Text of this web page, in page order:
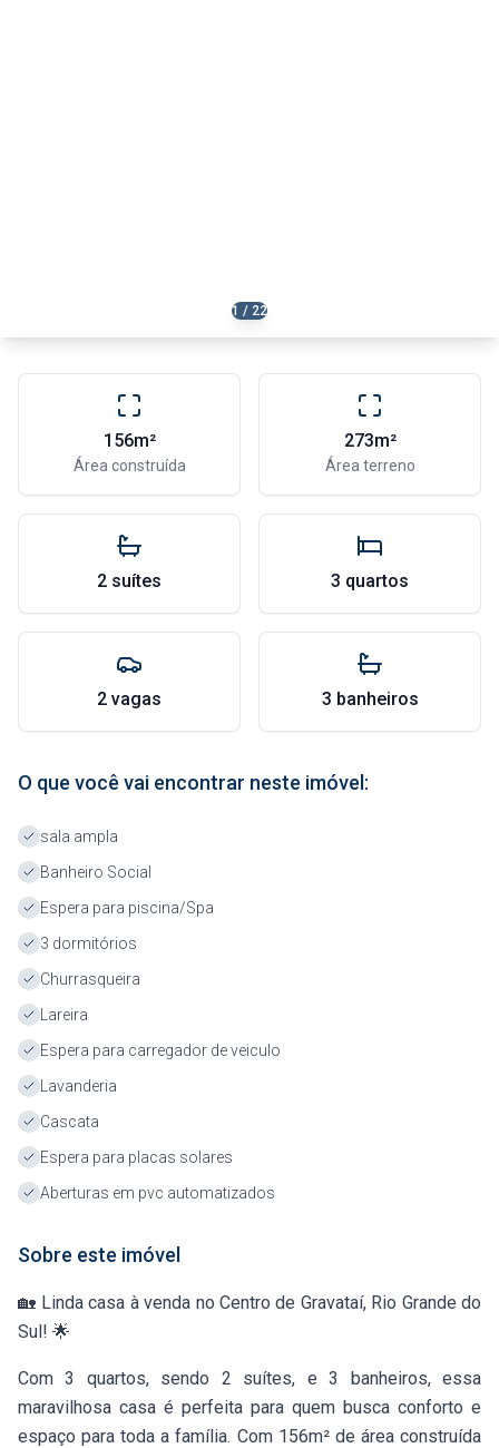
1 / 22
156m²
Área construída
273m²
Área terreno
2 suítes 3 quartos
2 vagas 3 banheiros
O que você vai encontrar neste imóvel:
sala ampla
Banheiro Social
Espera para piscina/Spa
3 dormitórios
Churrasqueira
Lareira
Espera para carregador de veiculo
Lavanderia
Cascata
Espera para placas solares
Aberturas em pvc automatizados
Sobre este imóvel
🏡 Linda casa à venda no Centro de Gravataí, Rio Grande do
Sul! 🌟
Com 3 quartos, sendo 2 suítes, e 3 banheiros, essa
maravilhosa casa é perfeita para quem busca conforto e
espaço para toda a família. Com 156m² de área construída